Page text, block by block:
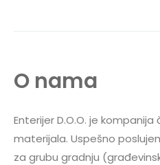
O nama
Enterijer D.O.O. je
materijala. Uspešno
za grubu gradnju